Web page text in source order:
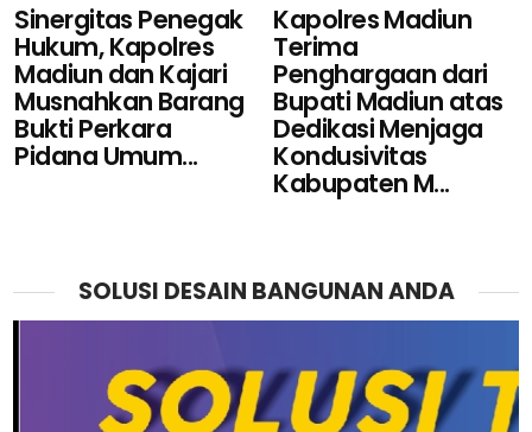
Sinergitas Penegak
Hukum, Kapolres
Madiun dan Kajari
Musnahkan Barang
Bukti Perkara
Pidana Umum...
Kapolres Madiun
Terima
Penghargaan dari
Bupati Madiun atas
Dedikasi Menjaga
Kondusivitas
Kabupaten M...
SOLUSI DESAIN BANGUNAN ANDA